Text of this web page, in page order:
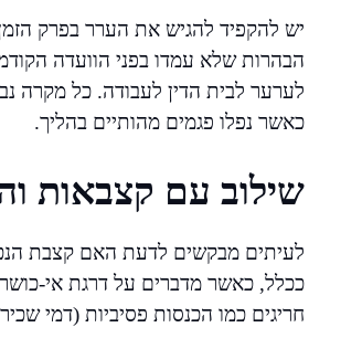
הבהרות שלא עמדו בפני הוועדה
לערער לבית הדין לעבודה. כל מקרה
כאשר נפלו פגמים מהותיים בהליך.
שילוב עם קצבאות
לעיתים מבקשים לדעת האם קצבת
חריגים כמו הכנסות פסיביות (דמי